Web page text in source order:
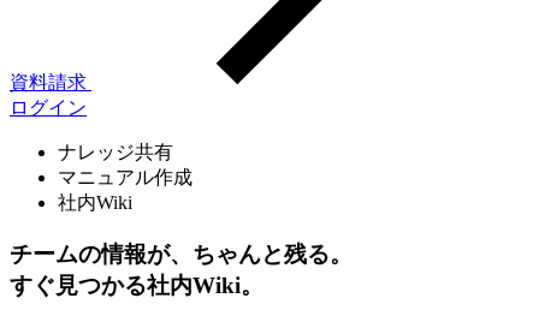
資料請求
ログイン
ナレッジ共有
マニュアル作成
社内Wiki
チームの情報が、ちゃんと残る。
すぐ見つかる社内Wiki。